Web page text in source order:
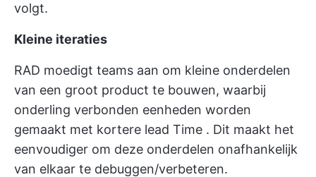
volgt.
Kleine iteraties
RAD moedigt teams aan om kleine onderdelen
van een groot product te bouwen, waarbij
onderling verbonden eenheden worden
gemaakt met kortere lead Time . Dit maakt het
eenvoudiger om deze onderdelen onafhankelijk
van elkaar te debuggen/verbeteren.